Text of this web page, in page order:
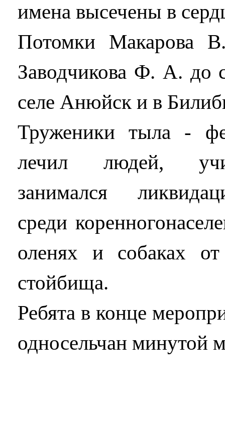
имена высечены в
Потомки Макарова
Заводчикова Ф. А. до
селе Анюйск и в
Труженики тыла -
лечил людей,
занимался
среди
оленях и собаках
стойбища.
Ребята в конце
односельчан минутой